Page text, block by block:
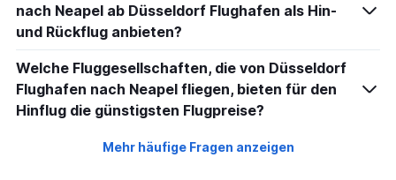
nach Neapel ab Düsseldorf Flughafen als Hin-
und Rückflug anbieten?
Welche Fluggesellschaften, die von Düsseldorf
Flughafen nach Neapel fliegen, bieten für den
Hinflug die günstigsten Flugpreise?
Mehr häufige Fragen anzeigen